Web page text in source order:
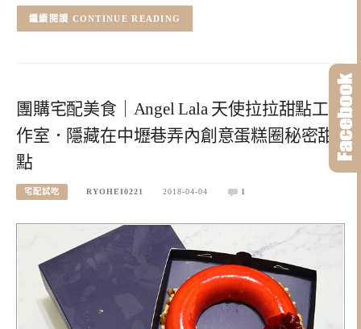
CONTINUE READING
團購宅配美食｜Angel Lala 天使拉拉甜點工
作室．隱藏在中壢巷弄內創意蛋糕圈秘密甜
點
宅配試吃 RYOHEI0221 2018-04-04 1